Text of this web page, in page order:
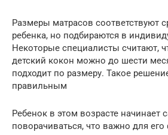
Размеры матрасов соответствуют
ребенка, но подбираются в
Некоторые специалисты считают,
детский кокон можно до шести
подходит по размеру. Такое
правильным
Ребенок в этом возрасте начинает
поворачиваться, что важно для его